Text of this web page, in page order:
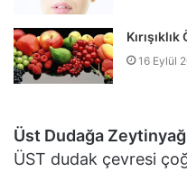
16 Eylül
Üst Dudağa
ÜST dudak çevresi